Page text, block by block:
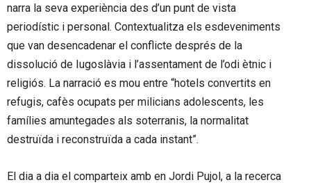
narra la seva experiència des d’un punt de vista
periodístic i personal. Contextualitza els esdeveniments
que van desencadenar el conflicte després de la
dissolució de Iugoslàvia i l’assentament de l’odi ètnic i
religiós. La narració es mou entre “hotels convertits en
refugis, cafès ocupats per milicians adolescents, les
famílies amuntegades als soterranis, la normalitat
destruïda i reconstruïda a cada instant”.
El dia a dia el comparteix amb en Jordi Pujol, a la recerca